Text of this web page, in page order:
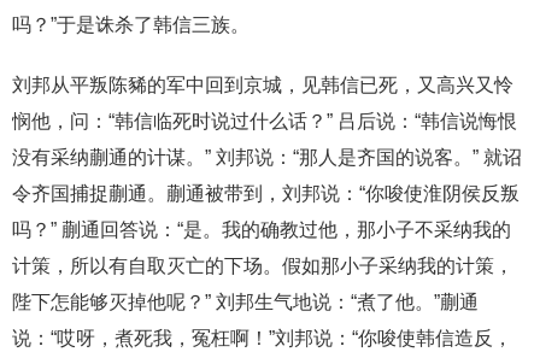
吗？”于是诛杀了韩信三族。
刘邦从平叛陈豨的军中回到京城，见韩信已死，又高兴又怜
悯他，问：“韩信临死时说过什么话？” 吕后说：“韩信说悔恨
没有采纳蒯通的计谋。” 刘邦说：“那人是齐国的说客。” 就诏
令齐国捕捉蒯通。蒯通被带到，刘邦说：“你唆使淮阴侯反叛
吗？” 蒯通回答说：“是。我的确教过他，那小子不采纳我的
计策，所以有自取灭亡的下场。假如那小子采纳我的计策，
陛下怎能够灭掉他呢？” 刘邦生气地说：“煮了他。”蒯通
说：“哎呀，煮死我，冤枉啊！”刘邦说：“你唆使韩信造反，